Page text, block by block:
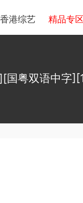
香港综艺 精品专区
粤双语中字